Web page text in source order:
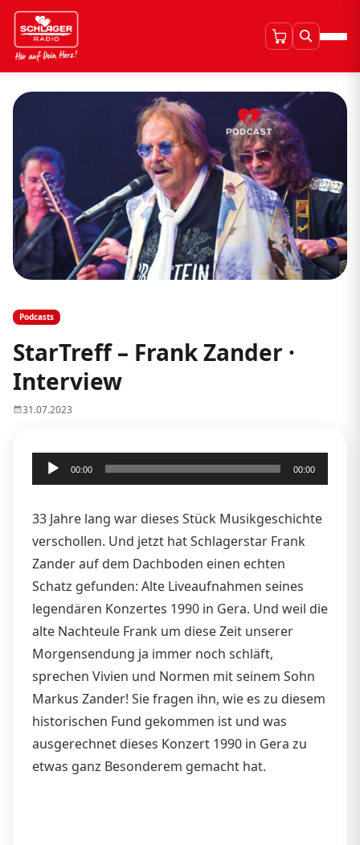
Podcasts
StarTreff – Frank Zander ·
Interview
31.07.2023
Audio-
Player
00:00 00:00
33 Jahre lang war dieses Stück Musikgeschichte
verschollen. Und jetzt hat Schlagerstar Frank
Zander auf dem Dachboden einen echten
Schatz gefunden: Alte Liveaufnahmen seines
legendären Konzertes 1990 in Gera. Und weil die
alte Nachteule Frank um diese Zeit unserer
Morgensendung ja immer noch schläft,
sprechen Vivien und Normen mit seinem Sohn
Markus Zander! Sie fragen ihn, wie es zu diesem
historischen Fund gekommen ist und was
ausgerechnet dieses Konzert 1990 in Gera zu
etwas ganz Besonderem gemacht hat.